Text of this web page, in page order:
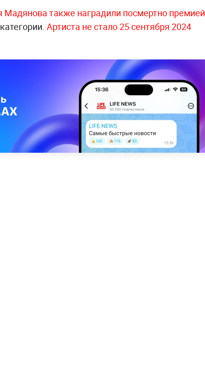
Мадянова также наградили посмертно премией
Артиста не стало 25 сентября 2024